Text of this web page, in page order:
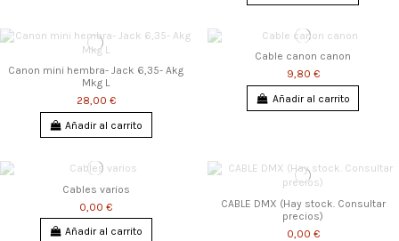
Canon mini hembra- Jack 6,35- Akg
Mkg L
28,00 €
Añadir al carrito
Cable canon canon
9,80 €
Añadir al carrito
Cables varios
0,00 €
Añadir al carrito
CABLE DMX (Hay stock. Consultar
precios)
0,00 €